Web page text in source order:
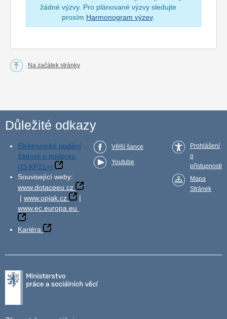
žádné výzvy. Pro plánované výzvy sledujte
prosím Harmonogram výzev.
Na začátek stránky
Důležité odkazy
Elektronické podání
žádosti o podporu
(IS KP21+)
Související weby:
www.dotaceeu.cz
| www.opjak.cz
|
www.ec.europa.eu
Kariéra
Větší šance
Youtube
Prohlášení
o
přístupnosti
Mapa
Stránek